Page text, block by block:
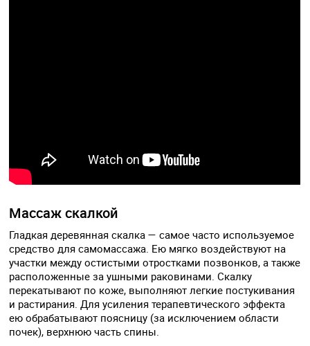
Массаж скалкой
Гладкая деревянная скалка — самое часто используемое
средство для самомассажа. Ею мягко воздействуют на
участки между остистыми отростками позвонков, а также
расположенные за ушными раковинами. Скалку
перекатывают по коже, выполняют легкие постукивания
и растирания. Для усиления терапевтического эффекта
ею обрабатывают поясницу (за исключением области
почек), верхнюю часть спины.